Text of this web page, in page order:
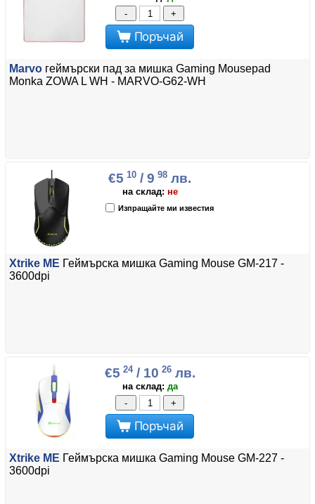
-
+
Поръчай
Marvo геймърски пад за мишка Gaming Mousepad
Monka ZOWA L WH - MARVO-G62-WH
€5 10 / 9 98 лв.
на склад: не
Изпращайте ми известия
Xtrike ME Геймърска мишка Gaming Mouse GM-217 -
3600dpi
€5 24/ 10 26лв.
на склад: да
-
+
Поръчай
Xtrike ME Геймърска мишка Gaming Mouse GM-227 -
3600dpi